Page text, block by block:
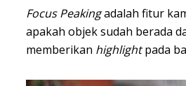
Focus Peakingadalah fitur
apakah objek sudah berada
memberikan highlightpada